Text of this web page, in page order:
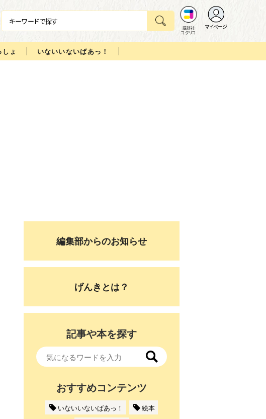
講談社
コクリコ
マイページ
ょ いないいないばあっ！
編集部からのお知らせ
げんきとは？
記事や本を探す
おすすめコンテンツ
いないいないばあっ！
絵本